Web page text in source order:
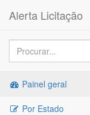
Alerta Licitação
Painel geral
Por Estado